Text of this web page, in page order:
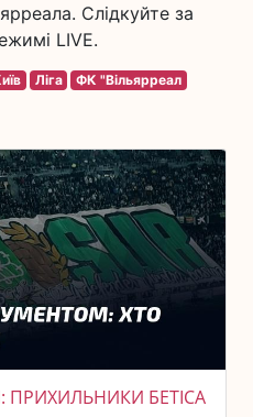
Слідкуйте за
LIVE.
Ліга ФК "Вільярреал
ПРИХИЛЬНИКИ БЕТІСА